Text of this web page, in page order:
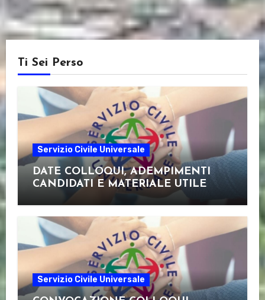
Ti Sei Perso
Servizio Civile Universale
DATE COLLOQUI, ADEMPIMENTI
CANDIDATI E MATERIALE UTILE
Servizio Civile Universale